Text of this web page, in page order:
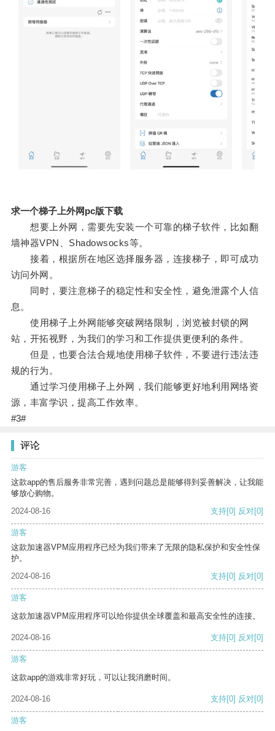
求一个梯子上外网pc版下载
想要上外网，需要先安装一个可靠的梯子软件，比如翻
墙神器VPN、Shadowsocks等。
接着，根据所在地区选择服务器，连接梯子，即可成功
访问外网。
同时，要注意梯子的稳定性和安全性，避免泄露个人信
息。
使用梯子上外网能够突破网络限制，浏览被封锁的网
站，开拓视野，为我们的学习和工作提供更便利的条件。
但是，也要合法合规地使用梯子软件，不要进行违法违
规的行为。
通过学习使用梯子上外网，我们能够更好地利用网络资
源，丰富学识，提高工作效率。
#3#
评论
游客
这款app的售后服务非常完善，遇到问题总是能够得到妥善解决，让我能
够放心购物。
2024-08-16
支持[0] 反对[0]
游客
这款加速器VPM应用程序已经为我们带来了无限的隐私保护和安全性保
护。
2024-08-16
支持[0] 反对[0]
游客
这款加速器VPM应用程序可以给你提供全球覆盖和最高安全性的连接。
2024-08-16 支持[0] 反对[0]
游客
这款app的游戏非常好玩，可以让我消磨时间。
2024-08-16 支持[0] 反对[0]
游客